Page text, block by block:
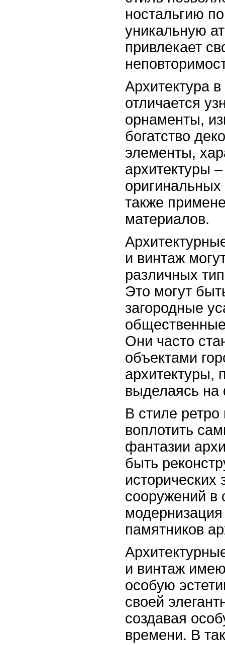
ностальгию
уникальную
привлекает
Архитектура
отличается
орнаменты,
богатство
элементы,
архитектуры
также
материалов.
и винтаж
различных
Это могут
загородные
Они часто
объектами
архитектуры,
выделаясь на
В стиле
воплотить
фантазии
быть
исторических
сооружений в
памятников
и винтаж
особую
своей
создавая
времени. В